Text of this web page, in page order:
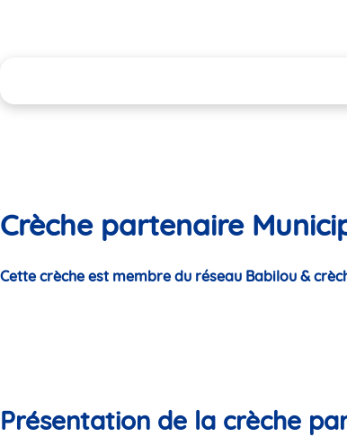
Crèche partenaire
Cette crèche est membre du réseau Babilou &
Présentation de la crèche